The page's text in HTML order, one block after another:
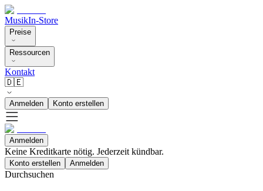
MusikIn-Store
Preise
Ressourcen
Kontakt
🇩🇪
Anmelden Konto erstellen
Anmelden
Keine Kreditkarte nötig. Jederzeit kündbar.
Konto erstellen Anmelden
Durchsuchen